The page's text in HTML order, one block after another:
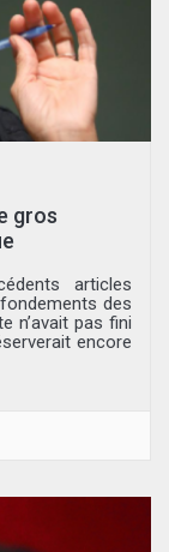
gros
articles
des
n’avait pas fini
encore